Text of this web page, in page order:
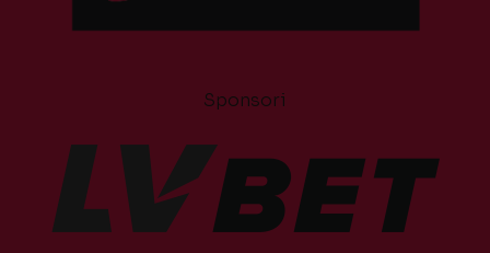
Sponsori